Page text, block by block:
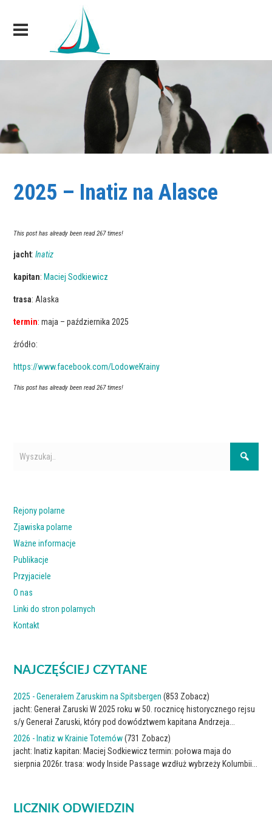
2025 – Inatiz na Alasce
This post has already been read 267 times!
jacht:Inatiz
kapitan: Maciej Sodkiewicz
trasa: Alaska
termin: maja – października 2025
źródło:
https://www.facebook.com/LodoweKrainy
This post has already been read 267 times!
Rejony polarne
Zjawiska polarne
Ważne informacje
Publikacje
Przyjaciele
O nas
Linki do stron polarnych
Kontakt
NAJCZĘŚCIEJ CZYTANE
2025 - Generałem Zaruskim na Spitsbergen (853 Zobacz)
jacht: Generał Zaruski W 2025 roku w 50. rocznicę historycznego rejsu
s/y Generał Zaruski, który pod dowództwem kapitana Andrzeja...
2026 - Inatiz w Krainie Totemów (731 Zobacz)
jacht: Inatiz kapitan: Maciej Sodkiewicz termin: połowa maja do
sierpnia 2026r. trasa: wody Inside Passage wzdłuż wybrzeży Kolumbii...
LICZNIK ODWIEDZIN